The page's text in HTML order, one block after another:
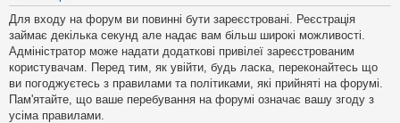
в
і
д
п
о
в
і
д
е
й
Для входу на форум ви повинні бути зареєстровані. Реєстрація
займає декілька секунд але надає вам більш широкі можливості.
Адміністратор може надати додаткові привілеї зареєстрованим
користувачам. Перед тим, як увійти, будь ласка, переконайтесь що
ви погоджуєтесь з правилами та політиками, які прийняті на форумі.
Пам'ятайте, що ваше перебування на форумі означає вашу згоду з
усіма правилами.